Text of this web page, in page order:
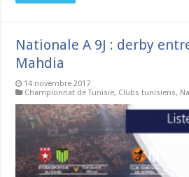
Nationale A 9J : derby
Mahdia
14 novembre 2017
Championnat de Tunisie, Clubs tunisiens,